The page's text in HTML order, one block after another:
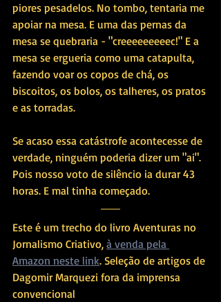
piores pesadelos. No tombo, tentaria me
apoiar na mesa. E uma das pernas da
mesa se quebraria - "creeeeeeeeec!" E a
mesa se ergueria como uma catapulta,
fazendo voar os copos de chá, os
biscoitos, os bolos, os talheres, os pratos
e as torradas.
Se acaso essa catástrofe acontecesse de
verdade, ninguém poderia dizer um "ai".
Pois nosso voto de silêncio ia durar 43
horas. E mal tinha começado.
Este é um trecho do livro Aventuras no
Jornalismo Criativo, à venda pela
Amazon neste link. Seleção de artigos de
Dagomir Marquezi fora da imprensa
convencional